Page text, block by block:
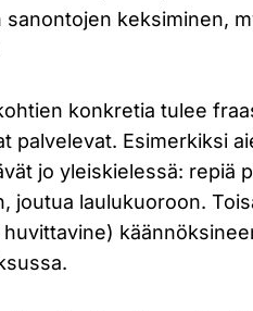
sanontojen keksiminen,
konkretia tulee
palvelevat. Esimerkiksi
jo yleiskielessä: repiä
joutua laulukuoroon.